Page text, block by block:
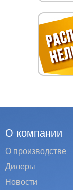
О компании
О производстве
Дилеры
Новости